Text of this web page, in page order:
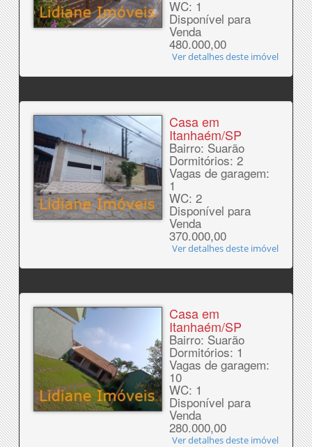
WC: 1
Disponível para
Venda
480.000,00
Ver detalhes deste imóvel
Casa em
Itanhaém/SP
Bairro: Suarão
Dormitórios: 2
Vagas de garagem:
1
WC: 2
Disponível para
Venda
370.000,00
Ver detalhes deste imóvel
Casa em
Itanhaém/SP
Bairro: Suarão
Dormitórios: 1
Vagas de garagem:
10
WC: 1
Disponível para
Venda
280.000,00
Ver detalhes deste imóvel